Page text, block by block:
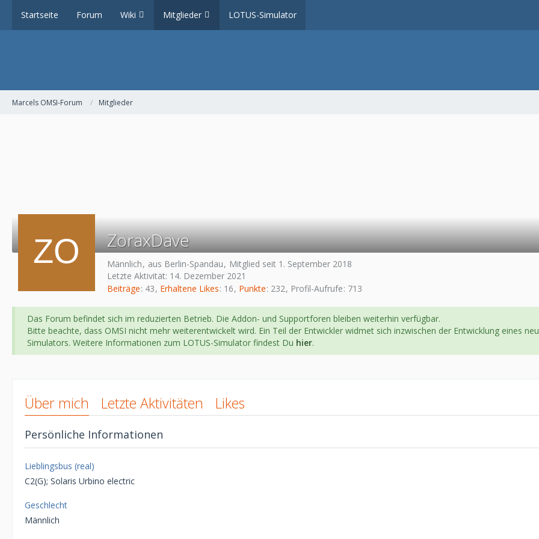
Startseite Forum Wiki Mitglieder LOTUS-Simulator
Marcels OMSI-Forum Mitglieder
ZoraxDave
Männlich aus Berlin-Spandau
Mitglied seit 1. September 2018
Letzte Aktivität: 14. Dezember 2021
Beiträge 43 Erhaltene Likes 16 Punkte 232 Profil-Aufrufe 713
Das Forum befindet sich im reduzierten Betrieb. Die Addon- und Supportforen bleiben weiterhin verfügbar.
Bitte beachte, dass OMSI nicht mehr weiterentwickelt wird. Ein Teil der Entwickler widmet sich inzwischen der Entwicklung eines
Simulators. Weitere Informationen zum LOTUS-Simulator findest Du hier.
Über mich Letzte Aktivitäten Likes
Persönliche Informationen
Lieblingsbus (real)
C2(G); Solaris Urbino electric
Geschlecht
Männlich